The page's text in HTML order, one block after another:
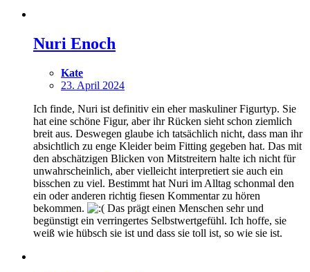
Nuri Enoch
Kate
23. April 2024
Ich finde, Nuri ist definitiv ein eher maskuliner Figurtyp. Sie
hat eine schöne Figur, aber ihr Rücken sieht schon ziemlich
breit aus. Deswegen glaube ich tatsächlich nicht, dass man ihr
absichtlich zu enge Kleider beim Fitting gegeben hat. Das mit
den abschätzigen Blicken von Mitstreitern halte ich nicht für
unwahrscheinlich, aber vielleicht interpretiert sie auch ein
bisschen zu viel. Bestimmt hat Nuri im Alltag schonmal den
ein oder anderen richtig fiesen Kommentar zu hören
bekommen.
Das prägt einen Menschen sehr und
begünstigt ein verringertes Selbstwertgefühl. Ich hoffe, sie
weiß wie hübsch sie ist und dass sie toll ist, so wie sie ist.